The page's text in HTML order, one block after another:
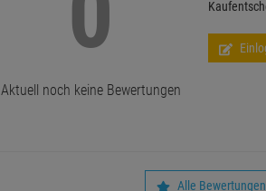
Aktuell noch keine Bewertungen
Alle